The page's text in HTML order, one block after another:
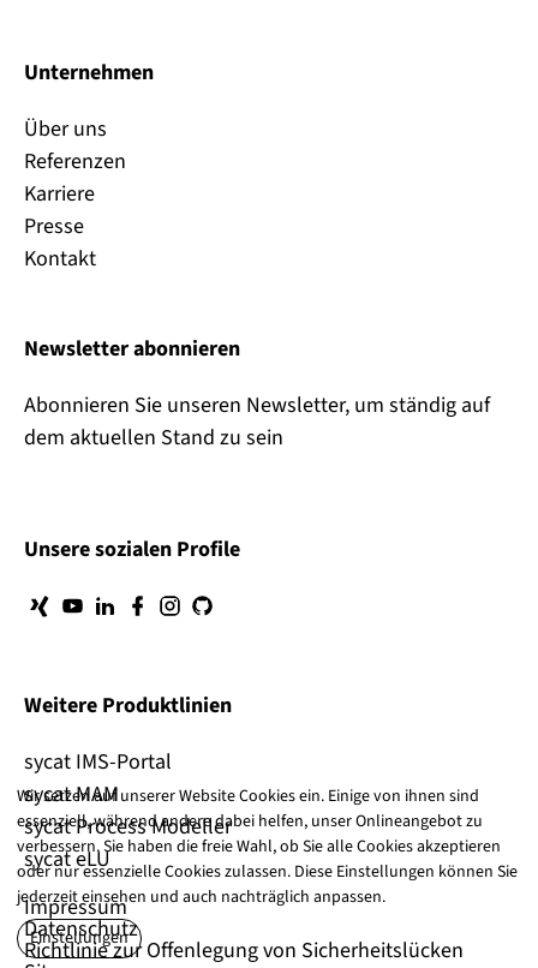
Unternehmen
Über uns
Referenzen
Karriere
Presse
Kontakt
Newsletter abonnieren
Abonnieren Sie unseren Newsletter, um ständig auf
dem aktuellen Stand zu sein
Unsere sozialen Profile
Weitere Produktlinien
sycat IMS-Portal
sycat MAM
sycat Process Modeller
sycat eLU
Impressum
Datenschutz
Richtlinie zur Offenlegung von Sicherheitslücken
Wir setzen auf unserer Website Cookies ein. Einige von ihnen sind
essenziell, während andere dabei helfen, unser Onlineangebot zu
verbessern. Sie haben die freie Wahl, ob Sie alle Cookies akzeptieren
oder nur essenzielle Cookies zulassen. Diese Einstellungen können Sie
jederzeit einsehen und auch nachträglich anpassen.
Einstellungen